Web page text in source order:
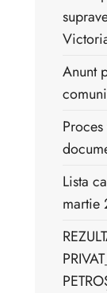
Anunt
Lista
martie